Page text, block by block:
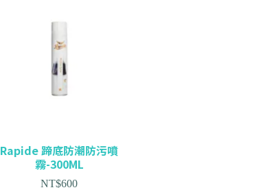
Rapide 蹄底防潮防污噴
霧-300ML
NT$600